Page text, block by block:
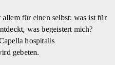
für einen selbst: was ist für
was begeistert mich?
hospitalis
gebeten.